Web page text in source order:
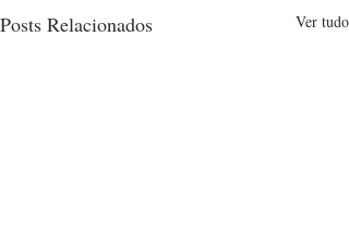
Posts Relacionados Ver tudo